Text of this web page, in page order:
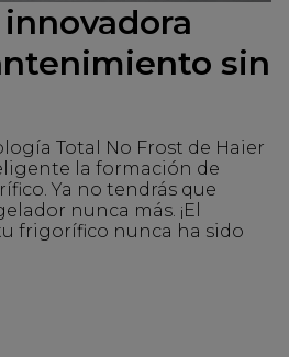
sin
Total No Frost de Haier
la formación de
Ya no tendrás que
nunca más. ¡El
frigorífico nunca ha sido